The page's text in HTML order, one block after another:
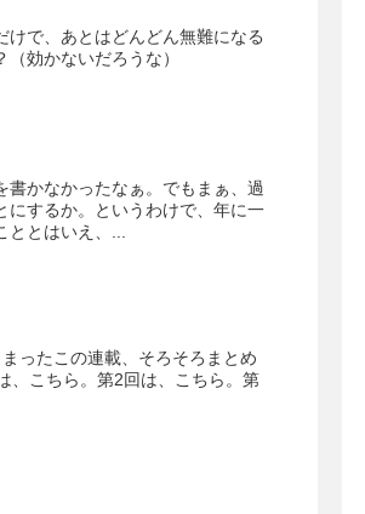
で、あとはどんどん無難になる
効かないだろうな）
書かなかったなぁ。でもまぁ、過
にするか。というわけで、年に一
とはいえ、...
ったこの連載、そろそろまとめ
、こちら。第2回は、こちら。第